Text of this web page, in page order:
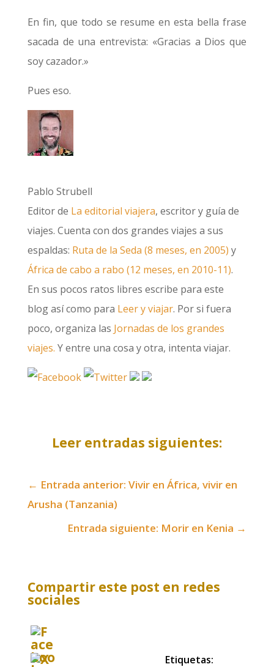
En fin, que todo se resume en esta bella frase
sacada de una entrevista: «Gracias a Dios que
soy cazador.»
Pues eso.
Pablo Strubell
Editor de La editorial viajera, escritor y guía de
viajes. Cuenta con dos grandes viajes a sus
espaldas: Ruta de la Seda (8 meses, en 2005) y
África de cabo a rabo (12 meses, en 2010-11).
En sus pocos ratos libres escribe para este
blog así como para Leer y viajar. Por si fuera
poco, organiza las Jornadas de los grandes
viajes. Y entre una cosa y otra, intenta viajar.
Leer entradas siguientes:
← Entrada anterior: Vivir en África, vivir en
Arusha (Tanzania)
Entrada siguiente: Morir en Kenia →
Compartir este post en redes
sociales
Etiquetas: